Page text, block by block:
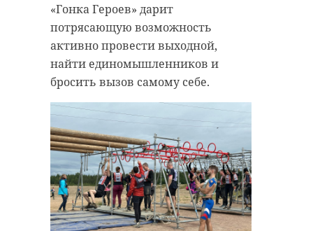
«Гонка Героев» дарит
потрясающую возможность
активно провести выходной,
найти единомышленников и
бросить вызов самому себе.